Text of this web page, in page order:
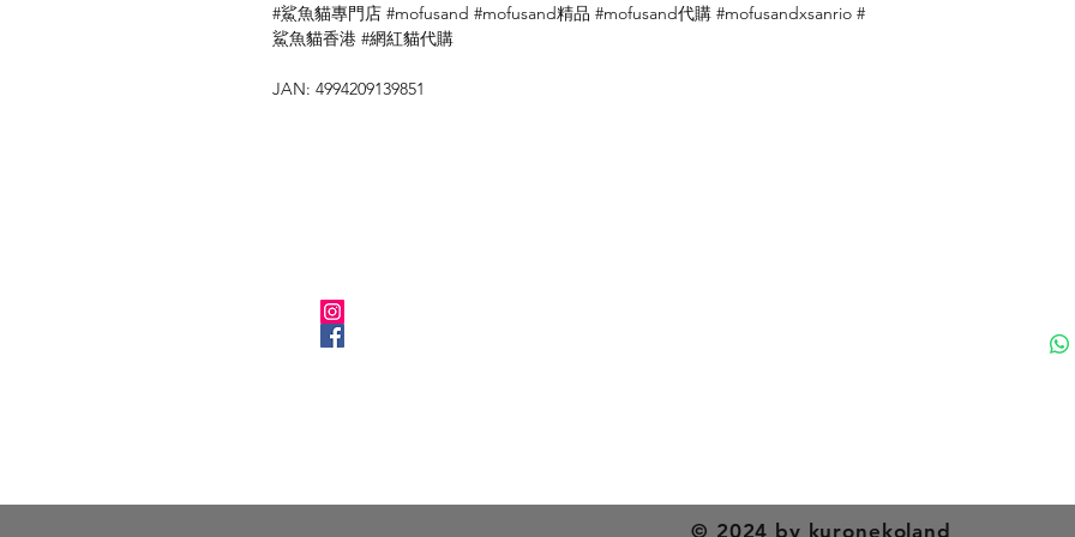
#鯊魚貓專門店 #mofusand #mofusand精品 #mofusand代購 #mofusandxsanrio #
鯊魚貓香港 #網紅貓代購
JAN: 4994209139851
​
© 2024 by kuronekoland